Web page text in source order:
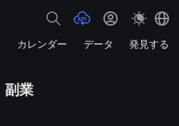
カレンダー データ 発見する
副業